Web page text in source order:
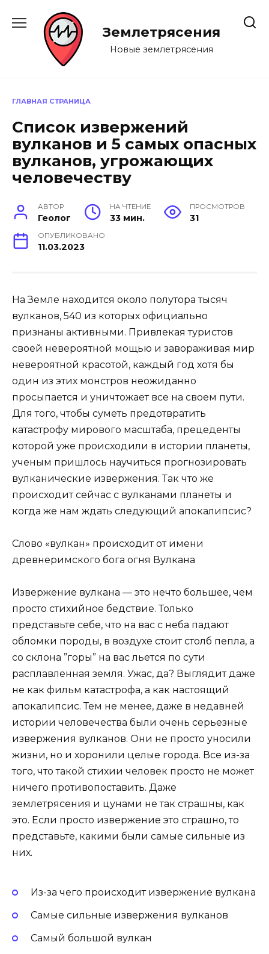
содержанию
Землетрясения
Новые землетрясения
ГЛАВНАЯ СТРАНИЦА
Список извержений
вулканов и 5 самых опасных
вулканов, угрожающих
человечеству
АВТОР
Геолог
НА ЧТЕНИЕ
33 мин.
ПРОСМОТРОВ
31
ОПУБЛИКОВАНО
11.03.2023
На Земле находится около полутора тысяч
вулканов, 540 из которых официально
признаны активными. Привлекая туристов
своей невероятной мощью и завораживая мир
невероятной красотой, каждый год хотя бы
один из этих монстров неожиданно
просыпается и уничтожает все на своем пути.
Для того, чтобы суметь предотвратить
катастрофу мирового масштаба, прецеденты
которой уже происходили в истории планеты,
ученым пришлось научиться прогнозировать
вулканические извержения. Так что же
происходит сейчас с вулканами планеты и
когда же нам ждать следующий апокалипсис?
Слово «вулкан» происходит от имени
древнеримского бога огня Вулкана
Извержение вулкана — это нечто большее, чем
просто стихийное бедствие. Только
представьте себе, что на вас с неба падают
обломки породы, в воздухе стоит столб пепла, а
со склона ”горы” на вас льется по сути
расплавленная земля. Ужас, да? Выглядит даже
не как фильм катастрофа, а как настоящий
апокалипсис. Тем не менее, даже в недавней
истории человечества были очень серьезные
извержения вулканов. Они не просто уносили
жизни, но и хоронили целые города. Все из-за
того, что такой стихии человек просто не может
ничего противопоставить. Даже
землетрясения и цунами не так страшны, как
это. Если просто извержение это страшно, то
представьте, какими были самые сильные из
них.
Из-за чего происходит извержение вулкана
Самые сильные извержения вулканов
Самый большой вулкан